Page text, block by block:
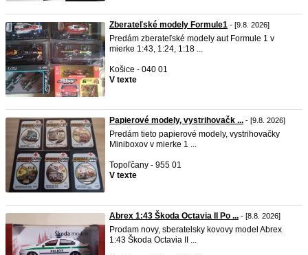
Zberateľské modely Formule1 - [9.8. 2026]
Predám zberateľské modely aut Formule 1 v
mierke 1:43, 1:24, 1:18 ...
Košice - 040 01
V texte
Papierové modely, vystrihovačk ... - [9.8. 2026]
Predám tieto papierové modely, vystrihovačky
Miniboxov v mierke 1 ...
Topoľčany - 955 01
V texte
Abrex 1:43 Škoda Octavia II Po ... - [8.8. 2026]
Prodam novy, sberatelsky kovovy model Abrex
1:43 Škoda Octavia II ...